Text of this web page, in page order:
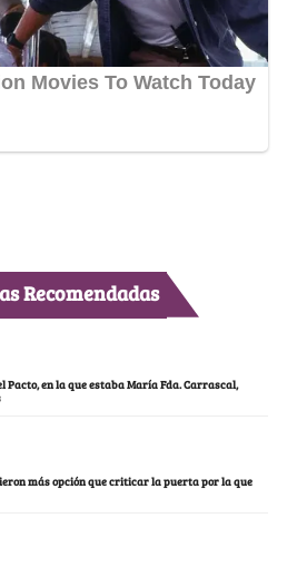
Recomendadas
en la que estaba María Fda. Carrascal,
más opción que criticar la puerta por la que